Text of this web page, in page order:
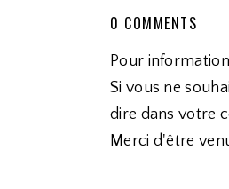
0 COMMENTS
Pour
Si vous ne
dire dans votre
Merci d'être